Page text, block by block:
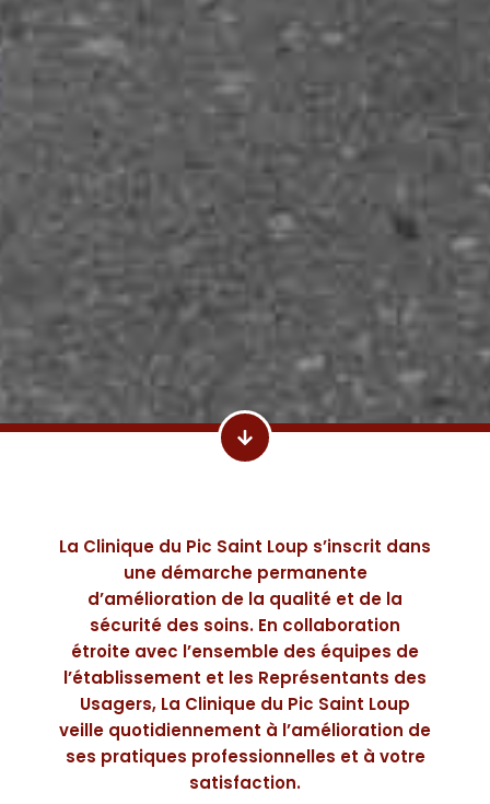
La Clinique du Pic Saint Loup s’inscrit dans
une démarche permanente
d’amélioration de la qualité et de la
sécurité des soins. En collaboration
étroite avec l’ensemble des équipes de
l’établissement et les Représentants des
Usagers, La Clinique du Pic Saint Loup
veille quotidiennement à l’amélioration de
ses pratiques professionnelles et à votre
satisfaction.